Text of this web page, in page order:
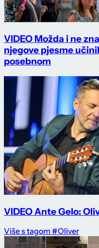
VIDEO Možda i ne
njegove pjesme
posebnom
VIDEO Ante Gelo:
Više s tagom #Oliver